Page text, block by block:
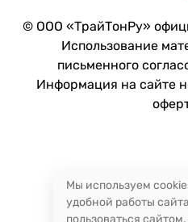
© ООО «ТрайТонРу»
Использование
письменного
Информация на сайте
Мы используем
удобной работы
пользоваться